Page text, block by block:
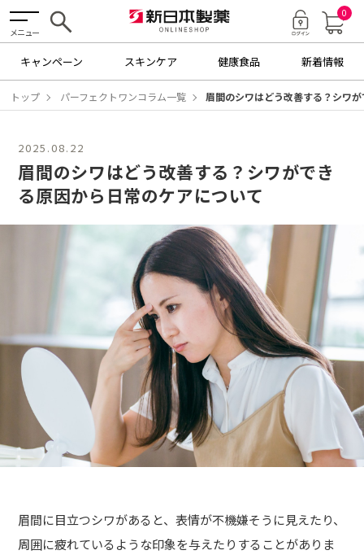
メニュー
0
キャンペーン スキンケア 健康食品 新着情報
トップ パーフェクトワンコラム一覧 眉間のシワはどう改善する？シワ
2025.08.22
眉間のシワはどう改善する？シワができ
る原因から日常のケアについて
眉間に目立つシワがあると、表情が不機嫌そうに見えたり、
周囲に疲れているような印象を与えたりすることがありま